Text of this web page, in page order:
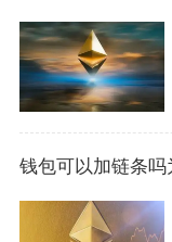
钱包可以加链条吗